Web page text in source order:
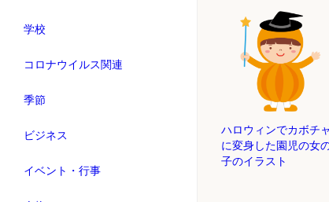
学校
コロナウイルス関連
季節
ビジネス
イベント・行事
ハロウィンでカボチャ
に変身した園児の女
子のイラスト